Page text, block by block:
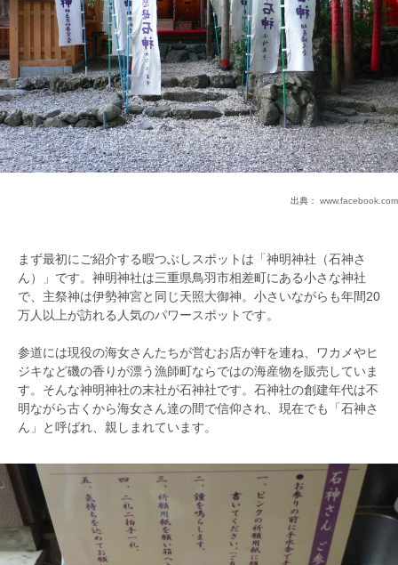
出典： www.facebook.com
まず最初にご紹介する暇つぶしスポットは「神明神社（石神さ
ん）」です。神明神社は三重県鳥羽市相差町にある小さな神社
で、主祭神は伊勢神宮と同じ天照大御神。小さいながらも年間20
万人以上が訪れる人気のパワースポットです。
参道には現役の海女さんたちが営むお店が軒を連ね、ワカメやヒ
ジキなど磯の香りが漂う漁師町ならではの海産物を販売していま
す。そんな神明神社の末社が石神社です。石神社の創建年代は不
明ながら古くから海女さん達の間で信仰され、現在でも「石神さ
ん」と呼ばれ、親しまれています。